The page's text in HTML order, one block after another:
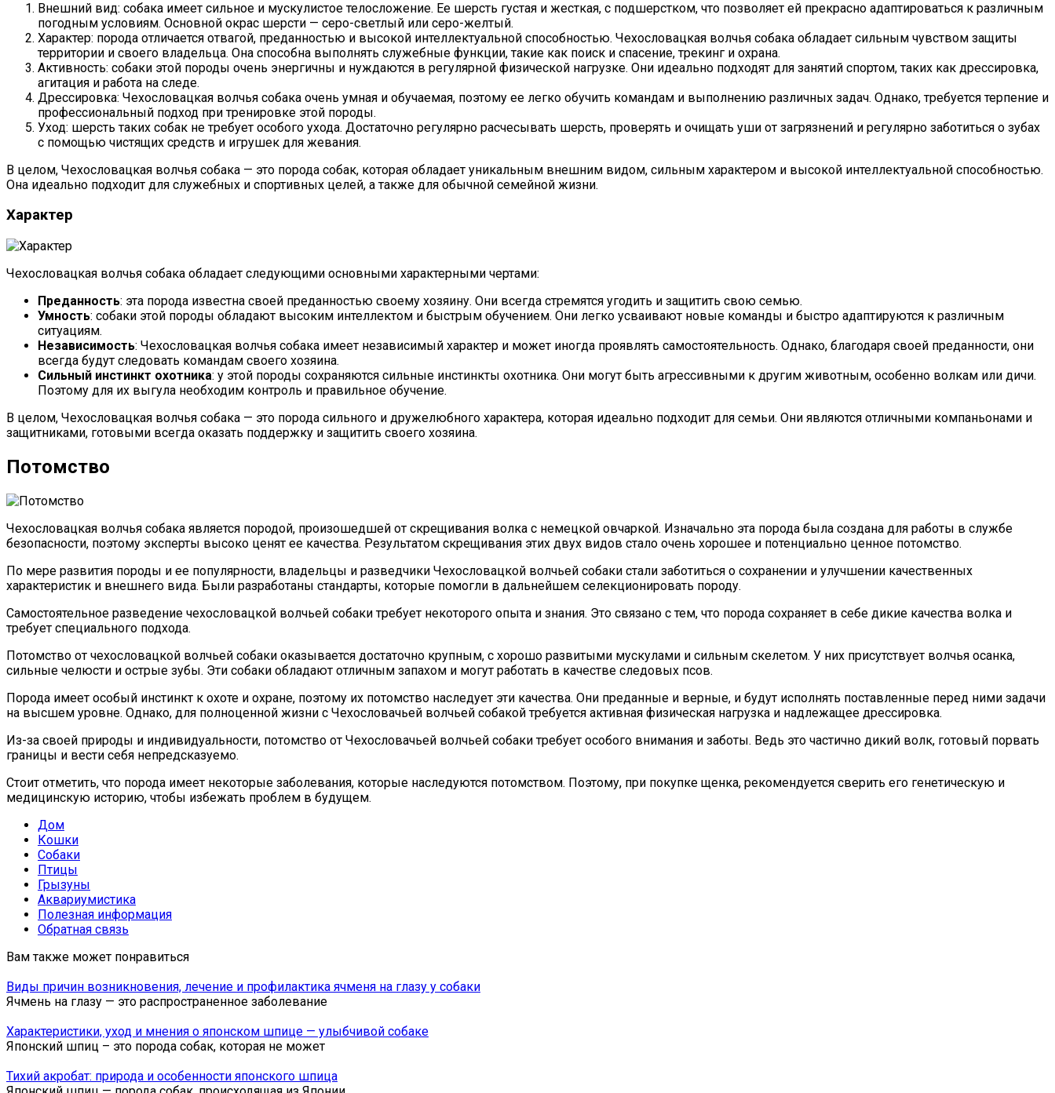
Внешний вид: собака имеет сильное и мускулистое телосложение. Ее шерсть густая и жесткая, с подшерстком, что позволяет ей прекрасно адаптироваться к различным
погодным условиям. Основной окрас шерсти — серо-светлый или серо-желтый.
Характер: порода отличается отвагой, преданностью и высокой интеллектуальной способностью. Чехословацкая волчья собака обладает сильным чувством защиты
территории и своего владельца. Она способна выполнять служебные функции, такие как поиск и спасение, трекинг и охрана.
Активность: собаки этой породы очень энергичны и нуждаются в регулярной физической нагрузке. Они идеально подходят для занятий спортом, таких как дрессировка,
агитация и работа на следе.
Дрессировка: Чехословацкая волчья собака очень умная и обучаемая, поэтому ее легко обучить командам и выполнению различных задач. Однако, требуется терпение и
профессиональный подход при тренировке этой породы.
Уход: шерсть таких собак не требует особого ухода. Достаточно регулярно расчесывать шерсть, проверять и очищать уши от загрязнений и регулярно заботиться о зубах
с помощью чистящих средств и игрушек для жевания.
В целом, Чехословацкая волчья собака — это порода собак, которая обладает уникальным внешним видом, сильным характером и высокой интеллектуальной способностью.
Она идеально подходит для служебных и спортивных целей, а также для обычной семейной жизни.
Характер
Чехословацкая волчья собака обладает следующими основными характерными чертами:
Преданность: эта порода известна своей преданностью своему хозяину. Они всегда стремятся угодить и защитить свою семью.
Умность: собаки этой породы обладают высоким интеллектом и быстрым обучением. Они легко усваивают новые команды и быстро адаптируются к различным
ситуациям.
Независимость: Чехословацкая волчья собака имеет независимый характер и может иногда проявлять самостоятельность. Однако, благодаря своей преданности, они
всегда будут следовать командам своего хозяина.
Сильный инстинкт охотника: у этой породы сохраняются сильные инстинкты охотника. Они могут быть агрессивными к другим животным, особенно волкам или дичи.
Поэтому для их выгула необходим контроль и правильное обучение.
В целом, Чехословацкая волчья собака — это порода сильного и дружелюбного характера, которая идеально подходит для семьи. Они являются отличными компаньонами и
защитниками, готовыми всегда оказать поддержку и защитить своего хозяина.
Потомство
Чехословацкая волчья собака является породой, произошедшей от скрещивания волка с немецкой овчаркой. Изначально эта порода была создана для работы в службе
безопасности, поэтому эксперты высоко ценят ее качества. Результатом скрещивания этих двух видов стало очень хорошее и потенциально ценное потомство.
По мере развития породы и ее популярности, владельцы и разведчики Чехословацкой волчьей собаки стали заботиться о сохранении и улучшении качественных
характеристик и внешнего вида. Были разработаны стандарты, которые помогли в дальнейшем селекционировать породу.
Самостоятельное разведение чехословацкой волчьей собаки требует некоторого опыта и знания. Это связано с тем, что порода сохраняет в себе дикие качества волка и
требует специального подхода.
Потомство от чехословацкой волчьей собаки оказывается достаточно крупным, с хорошо развитыми мускулами и сильным скелетом. У них присутствует волчья осанка,
сильные челюсти и острые зубы. Эти собаки обладают отличным запахом и могут работать в качестве следовых псов.
Порода имеет особый инстинкт к охоте и охране, поэтому их потомство наследует эти качества. Они преданные и верные, и будут исполнять поставленные перед ними задачи
на высшем уровне. Однако, для полноценной жизни с Чехословачьей волчьей собакой требуется активная физическая нагрузка и надлежащее дрессировка.
Из-за своей природы и индивидуальности, потомство от Чехословачьей волчьей собаки требует особого внимания и заботы. Ведь это частично дикий волк, готовый порвать
границы и вести себя непредсказуемо.
Стоит отметить, что порода имеет некоторые заболевания, которые наследуются потомством. Поэтому, при покупке щенка, рекомендуется сверить его генетическую и
медицинскую историю, чтобы избежать проблем в будущем.
Дом
Кошки
Собаки
Птицы
Грызуны
Аквариумистика
Полезная информация
Обратная связь
Вам также может понравиться
Виды причин возникновения, лечение и профилактика ячменя на глазу у собаки
Ячмень на глазу — это распространенное заболевание
Характеристики, уход и мнения о японском шпице — улыбчивой собаке
Японский шпиц – это порода собак, которая не может
Тихий акробат: природа и особенности японского шпица